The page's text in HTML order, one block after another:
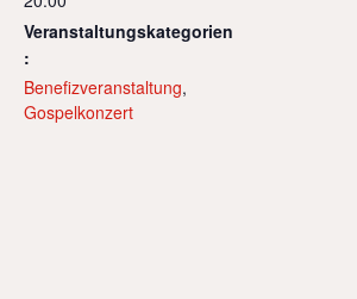
Veranstaltungskategorien
:
Benefizveranstaltung,
Gospelkonzert